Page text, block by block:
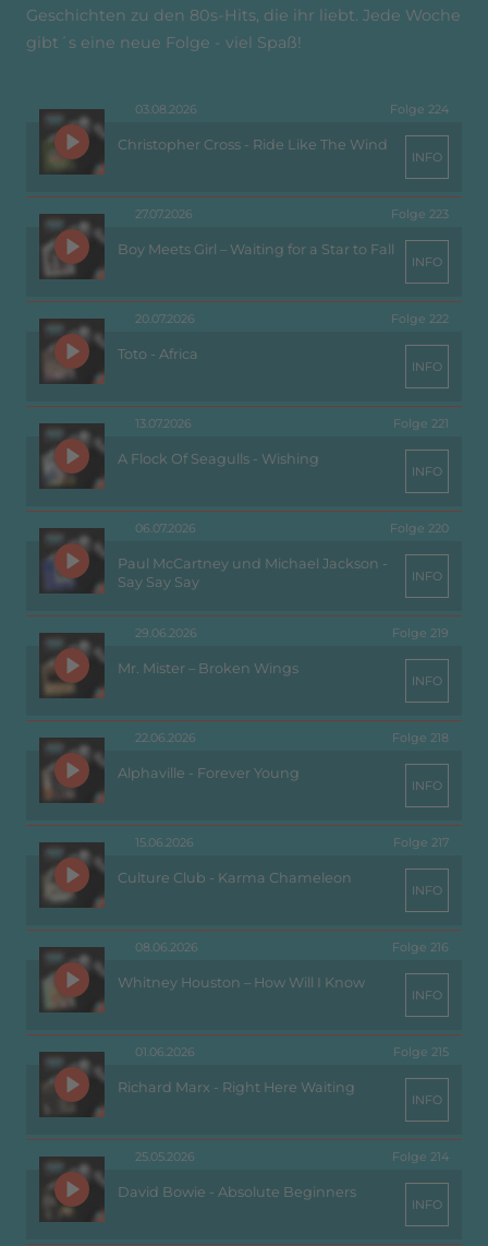
Geschichten zu den 80s-Hits, die ihr liebt. Jede Woche
gibt´s eine neue Folge - viel Spaß!
03.08.2026 Folge 224
Christopher Cross - Ride Like The Wind
INFO
27.07.2026 Folge 223
Boy Meets Girl – Waiting for a Star to Fall
INFO
20.07.2026 Folge 222
Toto - Africa
INFO
13.07.2026 Folge 221
A Flock Of Seagulls - Wishing
INFO
06.07.2026 Folge 220
Paul McCartney und Michael Jackson -
Say Say Say
INFO
29.06.2026 Folge 219
Mr. Mister – Broken Wings
INFO
22.06.2026 Folge 218
Alphaville - Forever Young
INFO
15.06.2026 Folge 217
Culture Club - Karma Chameleon
INFO
08.06.2026 Folge 216
Whitney Houston – How Will I Know
INFO
01.06.2026 Folge 215
Richard Marx - Right Here Waiting
INFO
25.05.2026 Folge 214
David Bowie - Absolute Beginners
INFO